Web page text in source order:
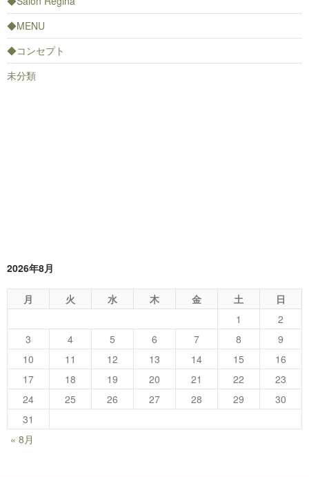
◆MENU
◆コンセプト
未分類
2026年8月
月 火 水 木 金 土
日
1
2
3
4 5 6 7 8
9
10
11 12 13 14 15
16
17
18 19 20 21 22
23
24
25 26 27 28 29
30
31
« 8月